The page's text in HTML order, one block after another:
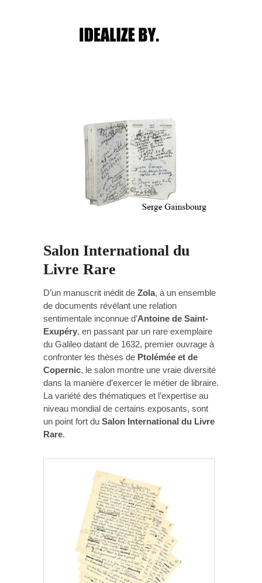
Salon International du
Livre Rare
D’un manuscrit inédit de Zola, à un ensemble
de documents révélant une relation
sentimentale inconnue d’Antoine de Saint-
Exupéry, en passant par un rare exemplaire
du Galileo datant de 1632, premier ouvrage à
confronter les thèses de Ptolémée et de
Copernic, le salon montre une vraie diversité
dans la manière d’exercer le métier de libraire.
La variété des thématiques et l’expertise au
niveau mondial de certains exposants, sont
un point fort du Salon International du Livre
Rare.